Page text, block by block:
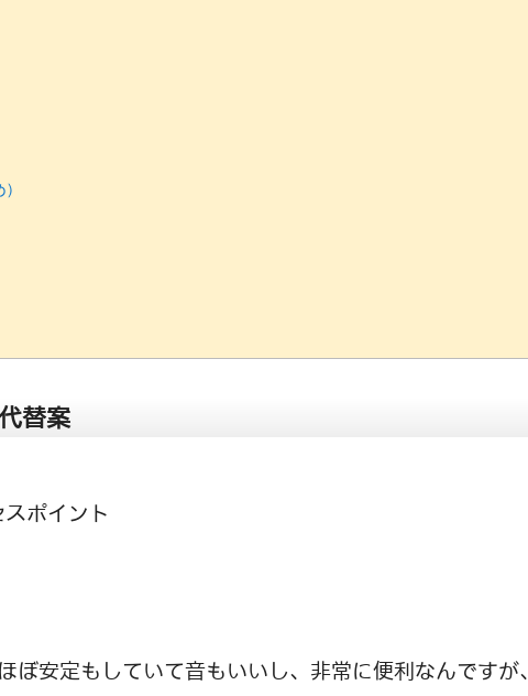
替案
ポイント
ぼ安定もしていて音もいいし、非常に便利なんですが、